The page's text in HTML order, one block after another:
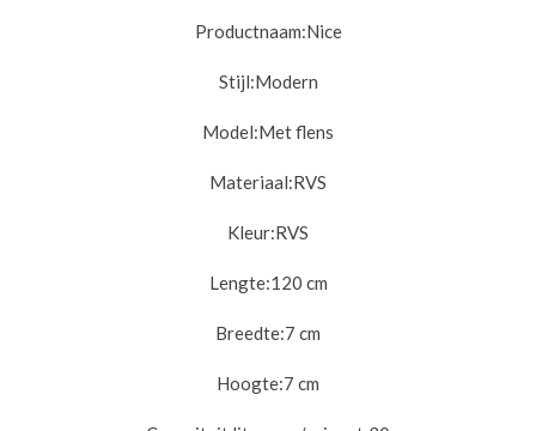
Productnaam:Nice
Stijl:Modern
Model:Met flens
Materiaal:RVS
Kleur:RVS
Lengte:120 cm
Breedte:7 cm
Hoogte:7 cm